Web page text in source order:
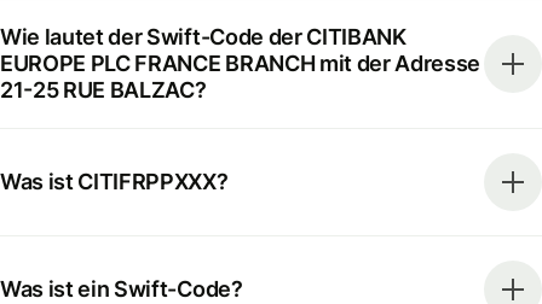
Wie lautet der Swift-Code der CITIBANK
EUROPE PLC FRANCE BRANCH mit der Adresse
21-25 RUE BALZAC?
Was ist CITIFRPPXXX?
Was ist ein Swift-Code?